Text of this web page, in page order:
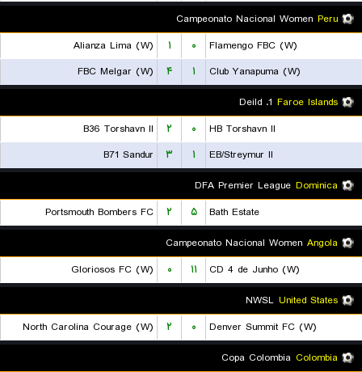
Peru
Campeonato Nacional Women
Flamengo FBC (W)
۰ ۱
Alianza Lima (W)
Club Yanapuma (W)
۱ ۴
FBC Melgar (W)
Faroe Islands
1. Deild
HB Torshavn II
۰ ۲
B36 Torshavn II
EB/Streymur II
۱ ۳
B71 Sandur
Dominica
DFA Premier League
Bath Estate
۵ ۲
Portsmouth Bombers FC
Angola
Campeonato Nacional Women
CD 4 de Junho (W)
۱۱ ۰
Gloriosos FC (W)
United States
NWSL
Denver Summit FC (W)
۰ ۲
North Carolina Courage (W)
Colombia
Copa Colombia